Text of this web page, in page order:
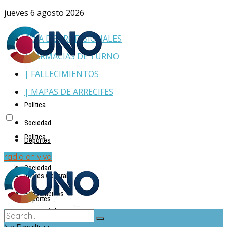
jueves 6 agosto 2026
GUÍA DE PROFESIONALES
| FARMACIAS DE TURNO
| FALLECIMIENTOS
| MAPAS DE ARRECIFES
Política
Sociedad
Deportes
Policiales
Interés General
Espectáculos
Economía | Empresas
Política
Sociedad
Deportes
radio en vivo